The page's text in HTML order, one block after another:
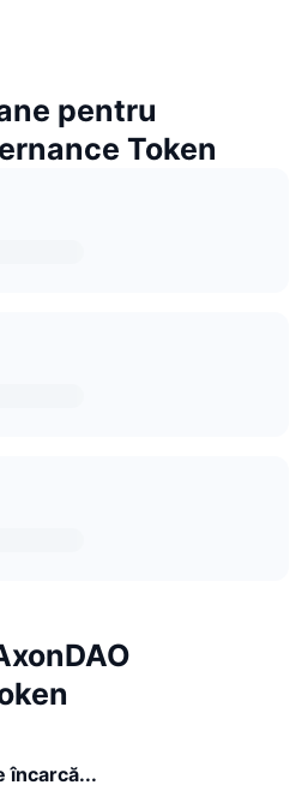
pentru
Token
încarcă...